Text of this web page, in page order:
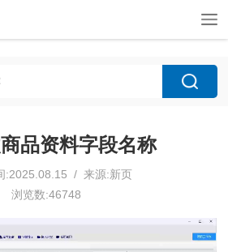
品资料字段名称
:2025.08.15 / 来源:新页
浏览数:46748